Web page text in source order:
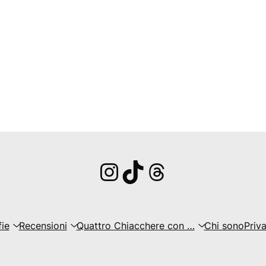
Instagram
TikTokThreads
Recensioni Quattro Chiacchere con … Chi sono